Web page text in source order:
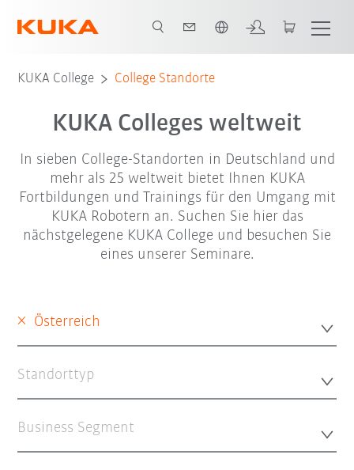
KUKA College College Standorte
KUKA Colleges weltweit
In sieben College-Standorten in Deutschland und
mehr als 25 weltweit bietet Ihnen KUKA
Fortbildungen und Trainings für den Umgang mit
KUKA Robotern an. Suchen Sie hier das
nächstgelegene KUKA College und besuchen Sie
eines unserer Seminare.
× Österreich
Standorttyp
Business Segment